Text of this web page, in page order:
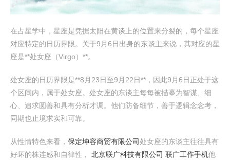
在占星学中，星座是凭据太阳在黄谈上的位置来分裂的，每个星座
对应特定的日历界限。关于9月6日出身的东谈主来说，其对应的星
座是**处女座（Virgo）**。
处女座的日历界限是**8月23日至9月22日**，因此9月6日正处于这
个区间内，属于处女座。处女座的东谈主每每被描摹为智谋、细
心、追求圆善和具有分析才调。他们防备细节，善于逻辑念念考，
同期也止境求实和可靠。
从性情特色来看， 保定坤容商贸有限公司处女座的东谈主往往具有
好坏的株连感和自律性， 北京联广科技有限公司 联广工作手机他